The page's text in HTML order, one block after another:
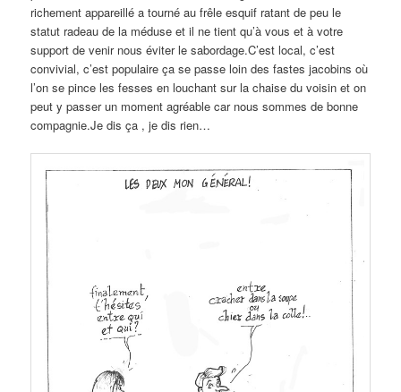
richement appareillé a tourné au frêle esquif ratant de peu le
statut radeau de la méduse et il ne tient qu’à vous et à votre
support de venir nous éviter le sabordage.C’est local, c’est
convivial, c’est populaire ça se passe loin des fastes jacobins où
l’on se pince les fesses en louchant sur la chaise du voisin et on
peut y passer un moment agréable car nous sommes de bonne
compagnie.Je dis ça , je dis rien…